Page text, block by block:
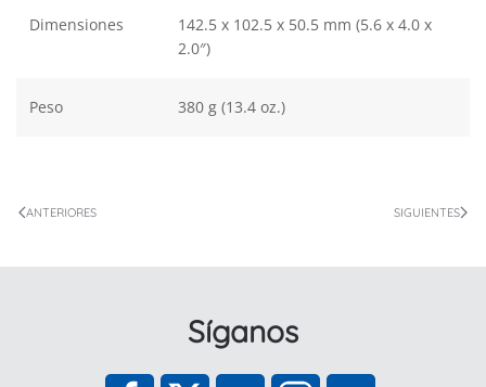
Dimensiones
142.5 x 102.5 x 50.5 mm (5.6 x 4.0 x
2.0″)
Peso 380 g (13.4 oz.)
ANTERIORES SIGUIENTES
Síganos